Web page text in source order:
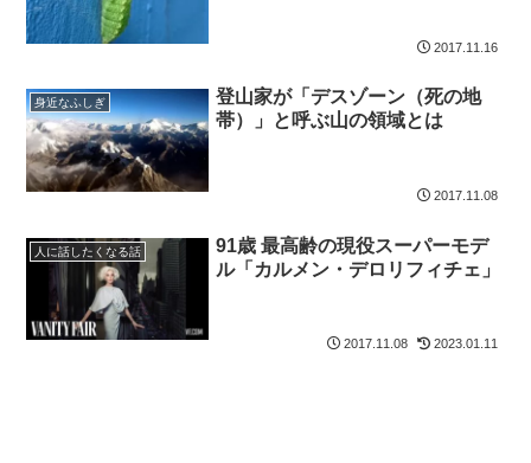
2017.11.16
身近なふしぎ
登山家が「デスゾーン（死の地
帯）」と呼ぶ山の領域とは
2017.11.08
人に話したくなる話
91歳 最高齢の現役スーパーモデ
ル「カルメン・デロリフィチェ」
2017.11.08 2023.01.11